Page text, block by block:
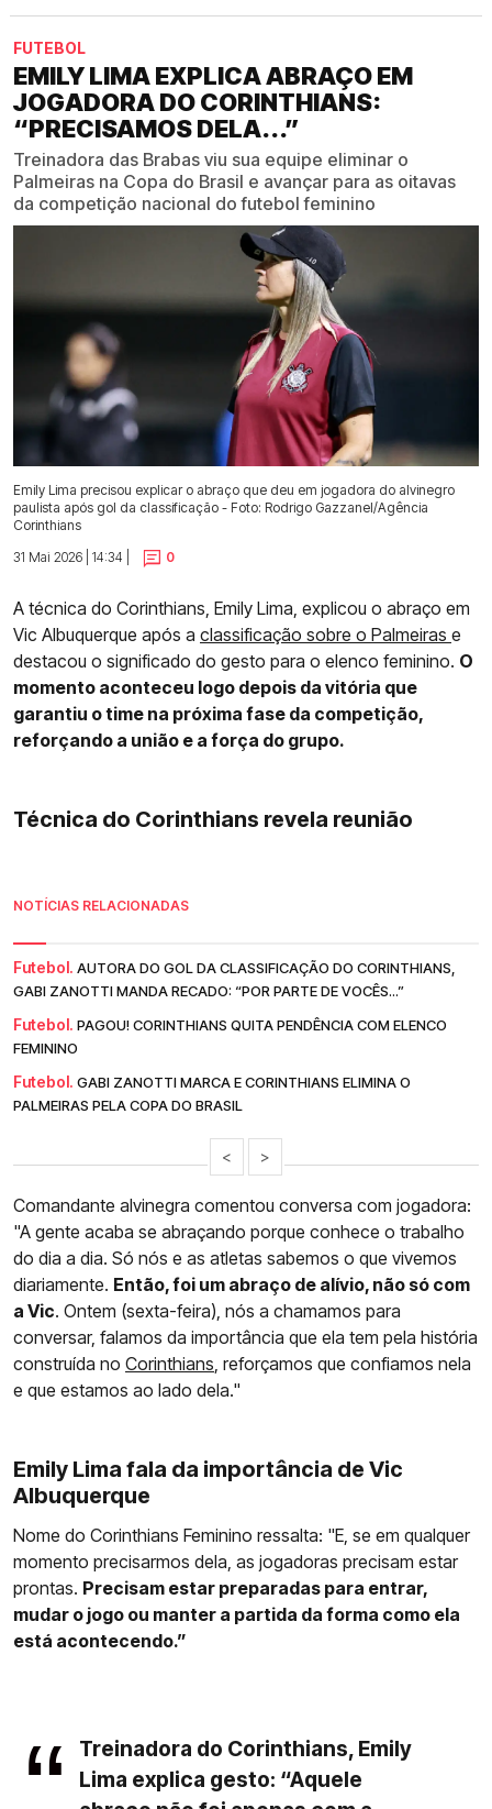
FUTEBOL
EMILY LIMA EXPLICA ABRAÇO EM
JOGADORA DO CORINTHIANS:
“PRECISAMOS DELA...”
Treinadora das Brabas viu sua equipe eliminar o
Palmeiras na Copa do Brasil e avançar para as oitavas
da competição nacional do futebol feminino
Emily Lima precisou explicar o abraço que deu em jogadora do alvinegro
paulista após gol da classificação - Foto: Rodrigo Gazzanel/Agência
Corinthians
31 Mai 2026 | 14:34 |
0
A técnica do Corinthians, Emily Lima, explicou o abraço em
Vic Albuquerque após a classificação sobre o Palmeiras e
destacou o significado do gesto para o elenco feminino. O
momento aconteceu logo depois da vitória que
garantiu o time na próxima fase da competição,
reforçando a união e a força do grupo.
Técnica do Corinthians revela reunião
NOTÍCIAS RELACIONADAS
Futebol. AUTORA DO GOL DA CLASSIFICAÇÃO DO CORINTHIANS,
GABI ZANOTTI MANDA RECADO: “POR PARTE DE VOCÊS...”
Futebol. PAGOU! CORINTHIANS QUITA PENDÊNCIA COM ELENCO
FEMININO
Futebol. GABI ZANOTTI MARCA E CORINTHIANS ELIMINA O
PALMEIRAS PELA COPA DO BRASIL
< >
Comandante alvinegra comentou conversa com jogadora:
"A gente acaba se abraçando porque conhece o trabalho
do dia a dia. Só nós e as atletas sabemos o que vivemos
diariamente. Então, foi um abraço de alívio, não só com
a Vic. Ontem (sexta-feira), nós a chamamos para
conversar, falamos da importância que ela tem pela história
construída no Corinthians , reforçamos que confiamos nela
e que estamos ao lado dela."
Emily Lima fala da importância de Vic
Albuquerque
Nome do Corinthians Feminino ressalta: "E, se em qualquer
momento precisarmos dela, as jogadoras precisam estar
prontas. Precisam estar preparadas para entrar,
mudar o jogo ou manter a partida da forma como ela
está acontecendo.”
Treinadora do Corinthians, Emily
Lima explica gesto: “Aquele